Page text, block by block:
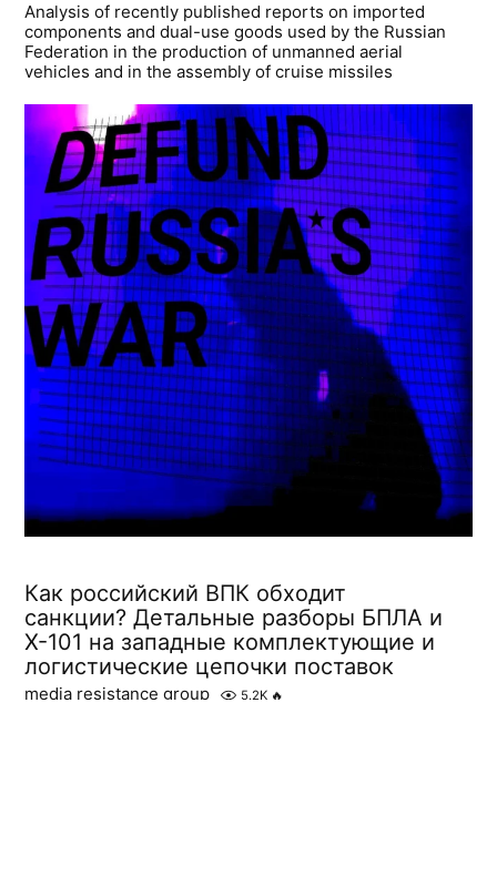
Analysis of recently published reports on imported
components and dual-use goods used by the Russian
Federation in the production of unmanned aerial
vehicles and in the assembly of cruise missiles
Как российский ВПК обходит
санкции? Детальные разборы БПЛА и
Х-101 на западные комплектующие и
логистические цепочки поставок
media resistance group 5.2K 🔥